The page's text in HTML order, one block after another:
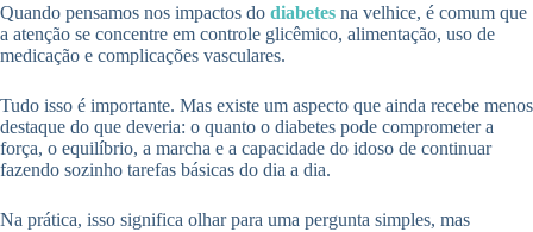
Quando pensamos nos impactos do diabetes na velhice, é comum que
a atenção se concentre em controle glicêmico, alimentação, uso de
medicação e complicações vasculares.
Tudo isso é importante. Mas existe um aspecto que ainda recebe menos
destaque do que deveria: o quanto o diabetes pode comprometer a
força, o equilíbrio, a marcha e a capacidade do idoso de continuar
fazendo sozinho tarefas básicas do dia a dia.
Na prática, isso significa olhar para uma pergunta simples, mas